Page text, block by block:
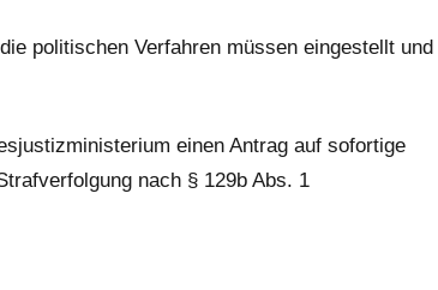
politischen Verfahren müssen eingestellt und
einen Antrag auf sofortige
nach § 129b Abs. 1